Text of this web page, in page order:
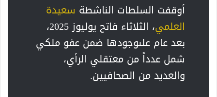
أوقفت السلطات الناشطة سعيدة
العلمي
، الثلاثاء فاتح يوليوز 2025،
بعد عام علىوجودها ضمن عفو ملكي
شمل عدداً من معتقلي الرأي،
والعديد من الصحافيين.